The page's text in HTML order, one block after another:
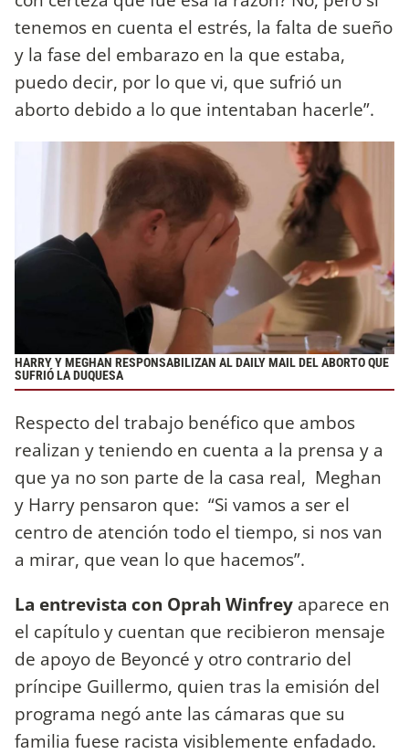
tenemos en cuenta el estrés, la falta de sueño
y la fase del embarazo en la que estaba,
puedo decir, por lo que vi, que sufrió un
aborto debido a lo que intentaban hacerle”.
HARRY Y MEGHAN RESPONSABILIZAN AL DAILY MAIL DEL ABORTO QUE
SUFRIÓ LA DUQUESA
Respecto del trabajo benéfico que ambos
realizan y teniendo en cuenta a la prensa y a
que ya no son parte de la casa real, Meghan
y Harry pensaron que: “Si vamos a ser el
centro de atención todo el tiempo, si nos van
a mirar, que vean lo que hacemos”.
La entrevista con Oprah Winfrey aparece en
el capítulo y cuentan que recibieron mensaje
de apoyo de Beyoncé y otro contrario del
príncipe Guillermo, quien tras la emisión del
programa negó ante las cámaras que su
familia fuese racista visiblemente enfadado.